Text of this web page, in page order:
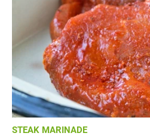
STEAK MARINADE